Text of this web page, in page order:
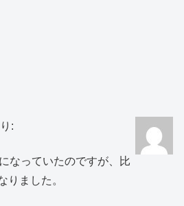
:
なっていたのですが、比
りました。